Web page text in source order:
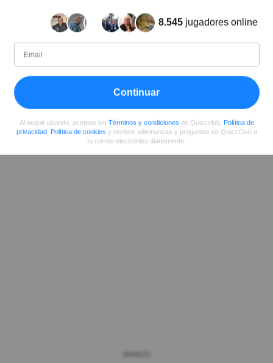
Compartiren Facebook
8.545 jugadores online
Continuar
Al seguir usando, aceptas los Términos y condiciones de Quizzclub, Política de
privacidad, Política de cookies y recibes adivinanzas y preguntas de QuizzClub a
tu correo electrónico diariamente.